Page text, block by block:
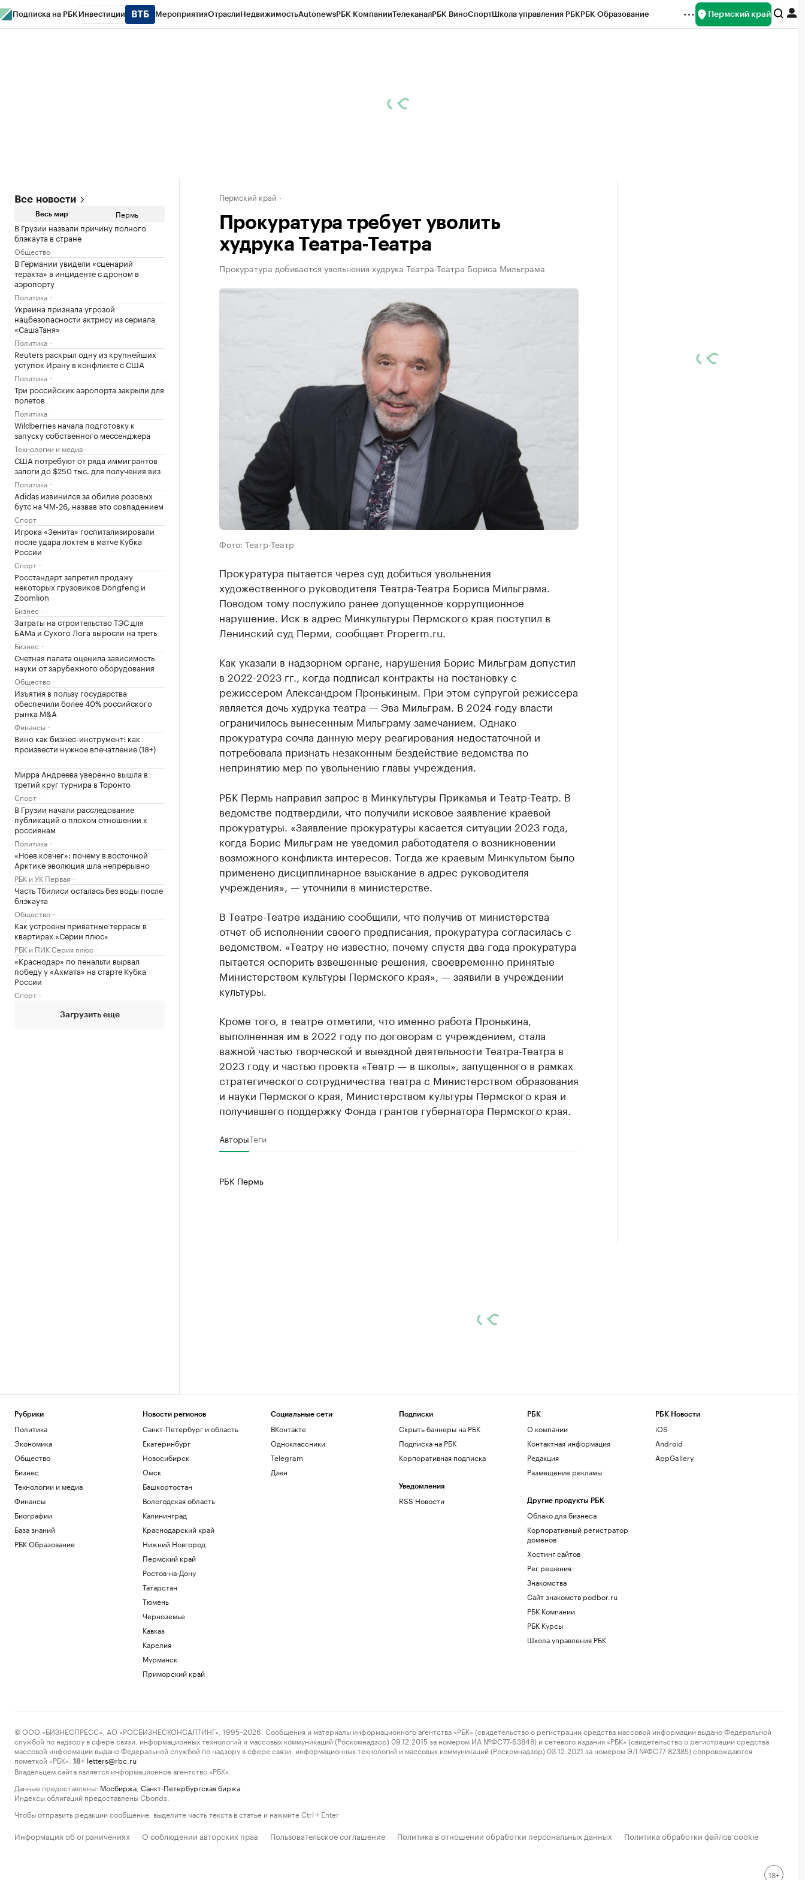
Подписка на РБК Инвестиции МероприятияОтраслиНедвижимостьAutonewsРБК КомпанииТелеканалРБК ВиноСпортШкола управления РБКРБК Образование Пермский край
Все новости
Весь мир Пермь
В Грузии назвали причину полного
блэкаута в стране
Общество
В Германии увидели «сценарий
теракта» в инциденте с дроном в
аэропорту
Политика
Украина признала угрозой
нацбезопасности актрису из сериала
«СашаТаня»
Политика
Reuters раскрыл одну из крупнейших
уступок Ирану в конфликте с США
Политика
Три российских аэропорта закрыли для
полетов
Политика
Wildberries начала подготовку к
запуску собственного мессенджера
Технологии и медиа
США потребуют от ряда иммигрантов
залоги до $250 тыс. для получения виз
Политика
Adidas извинился за обилие розовых
бутс на ЧМ-26, назвав это совпадением
Спорт
Игрока «Зенита» госпитализировали
после удара локтем в матче Кубка
России
Спорт
Росстандарт запретил продажу
некоторых грузовиков Dongfeng и
Zoomlion
Бизнес
Затраты на строительство ТЭС для
БАМа и Сухого Лога выросли на треть
Бизнес
Счетная палата оценила зависимость
науки от зарубежного оборудования
Общество
Изъятия в пользу государства
обеспечили более 40% российского
рынка M&A
Финансы
Вино как бизнес-инструмент: как
произвести нужное впечатление (18+)
Мирра Андреева уверенно вышла в
третий круг турнира в Торонто
Спорт
В Грузии начали расследование
публикаций о плохом отношении к
россиянам
Политика
«Ноев ковчег»: почему в восточной
Арктике эволюция шла непрерывно
РБК и УК Первая
Часть Тбилиси осталась без воды после
блэкаута
Общество
Как устроены приватные террасы в
квартирах «Серии плюс»
РБК и ПИК Серия плюс
«Краснодар» по пенальти вырвал
победу у «Ахмата» на старте Кубка
России
Спорт
Загрузить еще
Пермский край
Прокуратура требует уволить
худрука Театра-Театра
Прокуратура добивается увольнения худрука Театра-Театра Бориса Мильграма
Фото: Театр-Театр
Прокуратура пытается через суд добиться увольнения
художественного руководителя Театра-Театра Бориса Мильграма.
Поводом тому послужило ранее допущенное коррупционное
нарушение. Иск в адрес Минкультуры Пермского края поступил в
Ленинский суд Перми, сообщает Properm.ru.
Как указали в надзорном органе, нарушения Борис Мильграм допустил
в 2022-2023 гг., когда подписал контракты на постановку с
режиссером Александром Пронькиным. При этом супругой режиссера
является дочь худрука театра — Эва Мильграм. В 2024 году власти
ограничилось вынесенным Мильграму замечанием. Однако
прокуратура сочла данную меру реагирования недостаточной и
потребовала признать незаконным бездействие ведомства по
непринятию мер по увольнению главы учреждения.
РБК Пермь направил запрос в Минкультуры Прикамья и Театр-Театр. В
ведомстве подтвердили, что получили исковое заявление краевой
прокуратуры. «Заявление прокуратуры касается ситуации 2023 года,
когда Борис Мильграм не уведомил работодателя о возникновении
возможного конфликта интересов. Тогда же краевым Минкультом было
применено дисциплинарное взыскание в адрес руководителя
учреждения», — уточнили в министерстве.
В Театре-Театре изданию сообщили, что получив от министерства
отчет об исполнении своего предписания, прокуратура согласилась с
ведомством. «Театру не известно, почему спустя два года прокуратура
пытается оспорить взвешенные решения, своевременно принятые
Министерством культуры Пермского края», — заявили в учреждении
культуры.
Кроме того, в театре отметили, что именно работа Пронькина,
выполненная им в 2022 году по договорам с учреждением, стала
важной частью творческой и выездной деятельности Театра-Театра в
2023 году и частью проекта «Театр — в школы», запущенного в рамках
стратегического сотрудничества театра с Министерством образования
и науки Пермского края, Министерством культуры Пермского края и
получившего поддержку Фонда грантов губернатора Пермского края.
АвторыТеги
РБК Пермь
Рубрики
Политика
Экономика
Общество
Бизнес
Технологии и медиа
Финансы
Биографии
База знаний
РБК Образование
Новости регионов
Санкт-Петербург и область
Екатеринбург
Новосибирск
Омск
Башкортостан
Вологодская область
Калининград
Краснодарский край
Нижний Новгород
Пермский край
Ростов-на-Дону
Татарстан
Тюмень
Черноземье
Кавказ
Карелия
Мурманск
Приморский край
Социальные сети
ВКонтакте
Одноклассники
Telegram
Дзен
Подписки
Скрыть баннеры на РБК
Подписка на РБК
Корпоративная подписка
Уведомления
RSS Новости
РБК
О компании
Контактная информация
Редакция
Размещение рекламы
Другие продукты РБК
Облако для бизнеса
Корпоративный регистратор
доменов
Хостинг сайтов
Рег.решения
Знакомства
Сайт знакомств podbor.ru
РБК Компании
РБК Курсы
Школа управления РБК
РБК Новости
iOS
Android
AppGallery
© ООО «БИЗНЕСПРЕСС», АО «РОСБИЗНЕСКОНСАЛТИНГ», 1995–2026. Сообщения и материалы информационного агентства «РБК» (свидетельство о регистрации средства массовой информации выдано Федеральной
службой по надзору в сфере связи, информационных технологий и массовых коммуникаций (Роскомнадзор) 09.12.2015 за номером ИА №ФС77-63848) и сетевого издания «РБК» (свидетельство о регистрации средства
массовой информации выдано Федеральной службой по надзору в сфере связи, информационных технологий и массовых коммуникаций (Роскомнадзор) 03.12.2021 за номером ЭЛ №ФС77-82385) сопровождаются
пометкой «РБК».
18+ letters@rbc.ru
Владельцем сайта является информационное агентство «РБК».
Данные предоставлены: Мосбиржа Санкт-Петербургская биржа
Индексы облигаций предоставлены Cbonds.
Чтобы отправить редакции сообщение, выделите часть текста в статье и нажмите Ctrl + Enter
Информация об ограничениях · О соблюдении авторских прав · Пользовательское соглашение · Политика в отношении обработки персональных данных · Политика обработки файлов cookie
18+